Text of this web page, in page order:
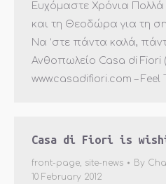
Ευχόμαστε Χρόνια
και τη Θεοδώρα για τη
Να ‘στε πάντα καλά,
Ανθοπωλείο Casa di
www.casadifiori.com – Feel
Casa di Fiori is
front-page, site-news By
10 February 2012